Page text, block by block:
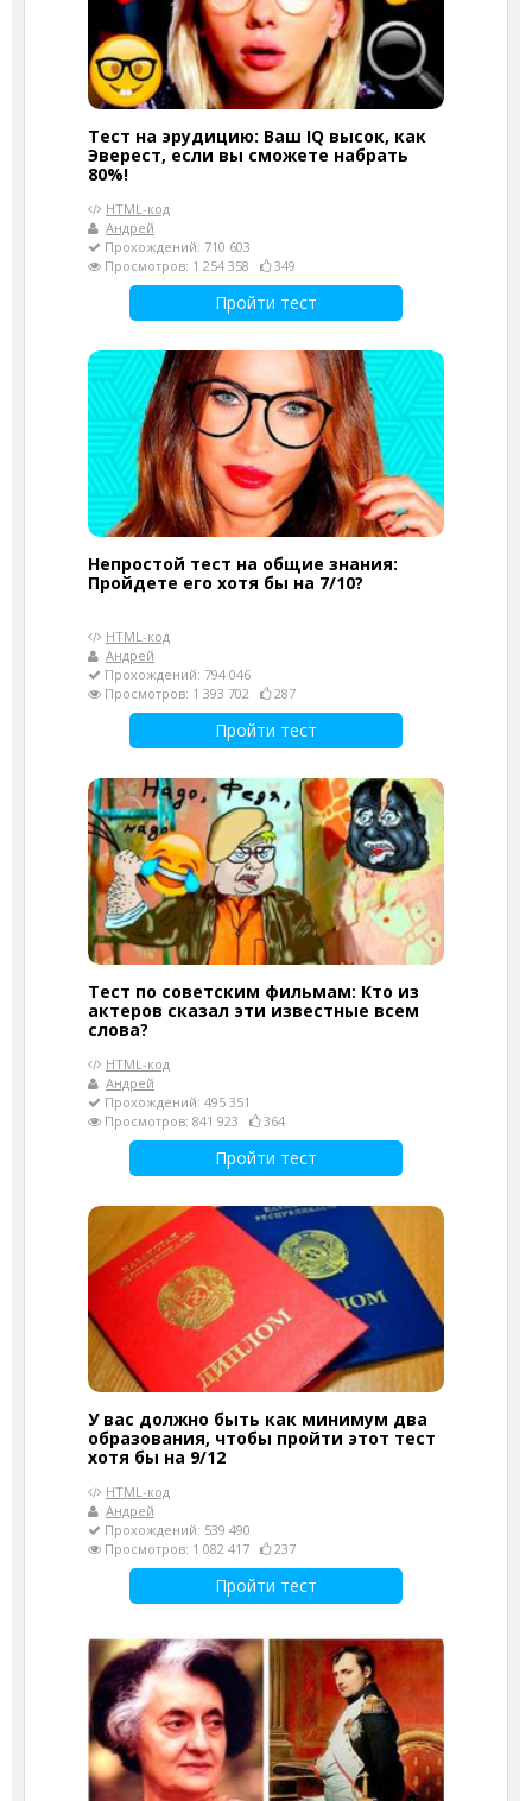
Тест на эрудицию: Ваш IQ высок, как
Эверест, если вы сможете набрать
80%!
HTML-код
Андрей
Прохождений: 710 603
Просмотров: 1 254 358
349
Пройти тест
Непростой тест на общие знания:
Пройдете его хотя бы на 7/10?
HTML-код
Андрей
Прохождений: 794 046
Просмотров: 1 393 702
287
Пройти тест
Тест по советским фильмам: Кто из
актеров сказал эти известные всем
слова?
HTML-код
Андрей
Прохождений: 495 351
Просмотров: 841 923
364
Пройти тест
У вас должно быть как минимум два
образования, чтобы пройти этот тест
хотя бы на 9/12
HTML-код
Андрей
Прохождений: 539 490
Просмотров: 1 082 417
237
Пройти тест